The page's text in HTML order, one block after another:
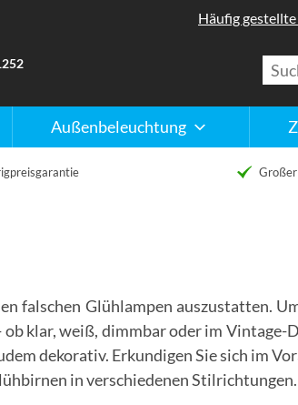
Außenbeleuchtung
Häufig gestellte
falschen Glühlampen auszustatten.
klar, weiß, dimmbar oder im Vintage-
dekorativ. Erkundigen Sie sich im
in verschiedenen Stilrichtungen.